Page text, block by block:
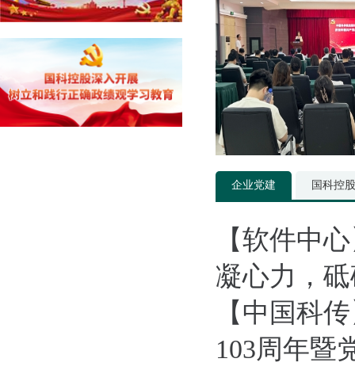
企业党建 国科控
【软件中
凝心力，
【中国科
103周年暨